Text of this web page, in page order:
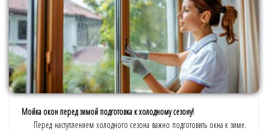
Мойка окон перед зимой подготовка к холодному сезону!
Перед наступлением холодного сезона важно подготовить окна к зиме.